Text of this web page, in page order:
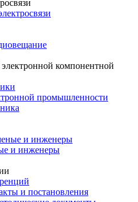
компонентной
промышленности
и инженеры
и инженеры
и постановления